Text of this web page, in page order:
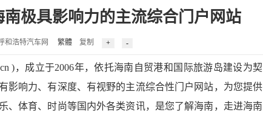
极具影响力的主流综合门户网站
和浩特汽车网 繁體 复制
)，成立于2006年，依托海南自贸港和国际旅游岛建设为契
影响力、有深度、有视野的主流综合性门户网站，为您提供
、体育、时尚等国内外各类资讯，是您了解海南，走进海南